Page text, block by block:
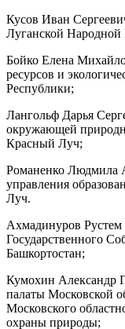
Кусов Иван
Луганской Народной
Бойко Елена
ресурсов и
Республики;
Лангольф Дарья
окружающей
Красный Луч;
Романенко Людмила
управления
Луч.
Ахмадинуров Рустем
Государственного
Башкортостан;
Кумохин Александр
палаты Московской
Московского
охраны природы;